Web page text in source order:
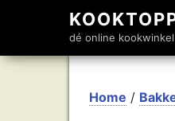
dé online kookwinkel
Home /